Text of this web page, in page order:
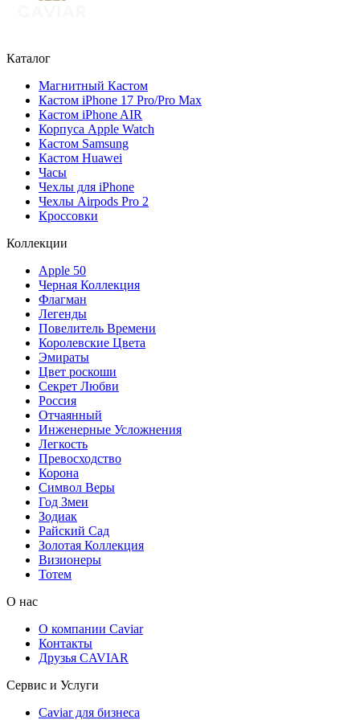
Каталог
Магнитный Кастом
Кастом iPhone 17 Pro/Pro Max
Кастом iPhone AIR
Корпуса Apple Watch
Кастом Samsung
Кастом Huawei
Часы
Чехлы для iPhone
Чехлы Airpods Pro 2
Кроссовки
Коллекции
Apple 50
Черная Коллекция
Флагман
Легенды
Повелитель Времени
Королевские Цвета
Эмираты
Цвет роскоши
Секрет Любви
Россия
Отчаянный
Инженерные Усложнения
Легкость
Превосходство
Корона
Символ Веры
Год Змеи
Зодиак
Райский Сад
Золотая Коллекция
Визионеры
Тотем
О нас
О компании Caviar
Контакты
Друзья CAVIAR
Сервис и Услуги
Caviar для бизнеса